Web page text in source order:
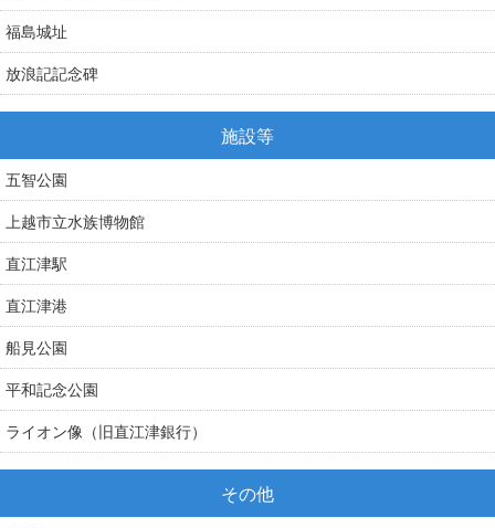
福島城址
放浪記記念碑
施設等
五智公園
上越市立水族博物館
直江津駅
直江津港
船見公園
平和記念公園
ライオン像（旧直江津銀行）
その他